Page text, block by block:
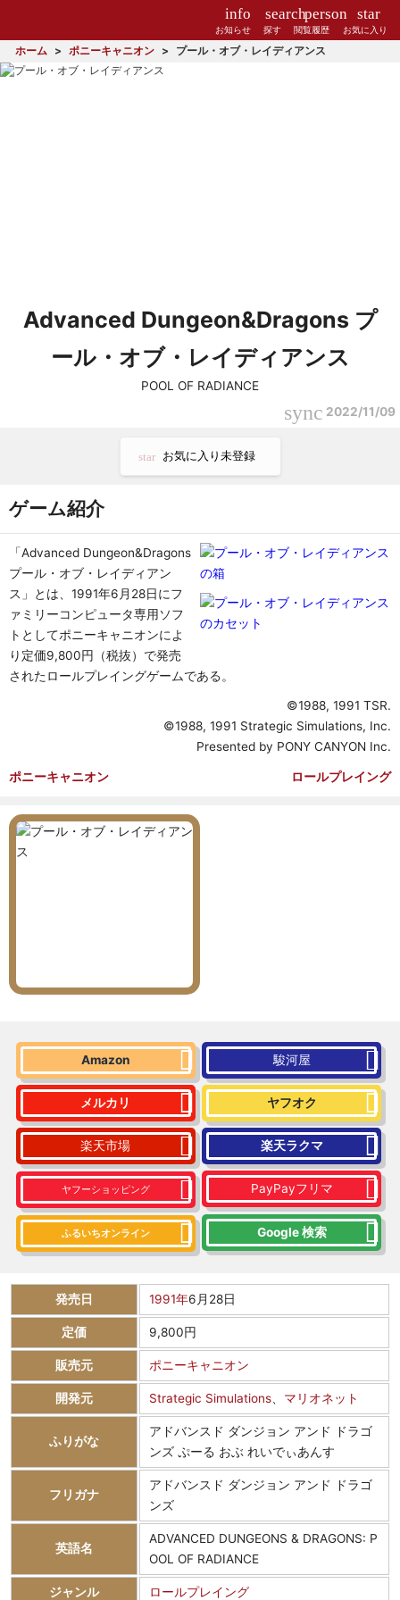
info
お知らせ
search
探す
person
閲覧履歴
star
お気に入り
ホーム ポニーキャニオン プール・オブ・レイディアンス
Advanced Dungeon&Dragons プ
ール・オブ・レイディアンス
POOL OF RADIANCE
sync 2022/11/09
star お気に入り未登録
ゲーム紹介
「Advanced Dungeon&Dragons
プール・オブ・レイディアン
ス」とは、1991年6月28日にフ
ァミリーコンピュータ専用ソフ
トとしてポニーキャニオンによ
り定価9,800円（税抜）で発売
されたロールプレイングゲームである。
©1988, 1991 TSR.
©1988, 1991 Strategic Simulations, Inc.
Presented by PONY CANYON Inc.
ポニーキャニオン ロールプレイング
Amazon 駿河屋
メルカリ ヤフオク
楽天市場 楽天ラクマ
ヤフーショッピング PayPayフリマ
ふるいちオンライン Google 検索
発売日 1991年6月28日
定価 9,800円
販売元 ポニーキャニオン
開発元 Strategic Simulations マリオネット
ふりがな
アドバンスド ダンジョン アンド ドラゴ
ンズ ぷーる おぶ れいでぃあんす
フリガナ
アドバンスド ダンジョン アンド ドラゴ
ンズ
英語名
ADVANCED DUNGEONS & DRAGONS: P
OOL OF RADIANCE
ジャンル ロールプレイング